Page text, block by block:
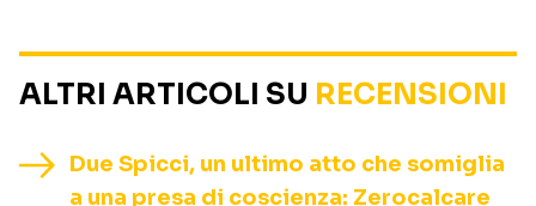
ALTRI ARTICOLI SU RECENSIONI
Due Spicci, un ultimo atto che somiglia
a una presa di coscienza: Zerocalcare